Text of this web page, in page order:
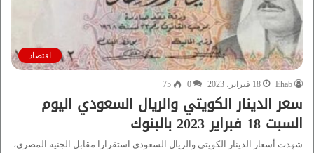
اقتصاد
Ehab 18 فبراير، 2023 0
75
سعر الدينار الكويتي والريال السعودي اليوم
السبت 18 فبراير 2023 بالبنوك
شهدت أسعار الدينار الكويتي والريال السعودي استقرارا مقابل الجنيه المصري،